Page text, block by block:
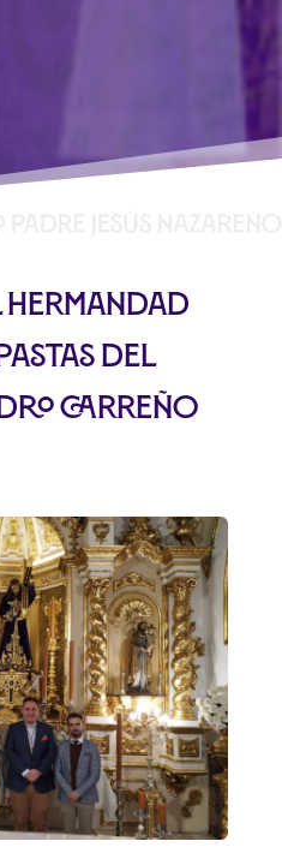
del
Carreño